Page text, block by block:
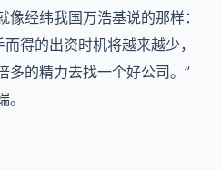
经纬我国万浩基说的那样：
得的出资时机将越来越少，
多的精力去找一个好公司。”